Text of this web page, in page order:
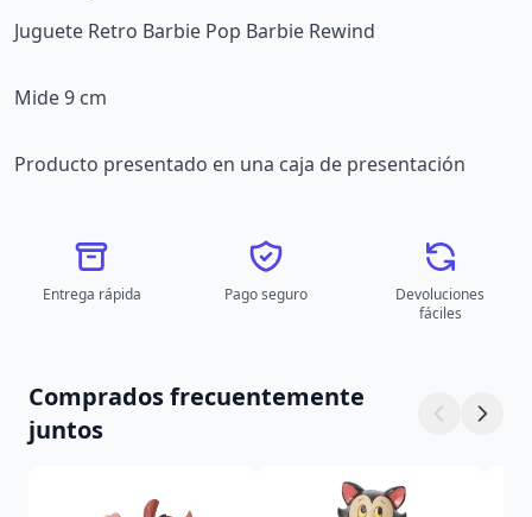
Juguete Retro Barbie Pop Barbie Rewind
Mide 9 cm
Producto presentado en una caja de presentación
Entrega rápida Pago seguro
Devoluciones
fáciles
Comprados frecuentemente
juntos